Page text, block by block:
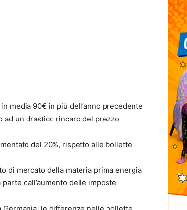
media 90€ in più dell’anno precedente
ad un drastico rincaro del prezzo
del 20%, rispetto alle bollette
di mercato della materia prima energia
dall’aumento delle imposte